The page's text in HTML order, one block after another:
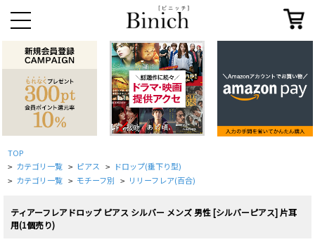
TOP
> カテゴリ一覧 > ピアス > ドロップ(垂下り型)
> カテゴリ一覧 > モチーフ別 > リリーフレア(百合)
ティアーフレアドロップ ピアス シルバー メンズ 男性 [シルバーピアス] 片耳
用(1個売り)